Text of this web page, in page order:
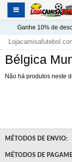
Ganhe 10%de
Bélgica
Não há produtos neste
MÉTODOS DE ENVIO:
MÉTODOS DE